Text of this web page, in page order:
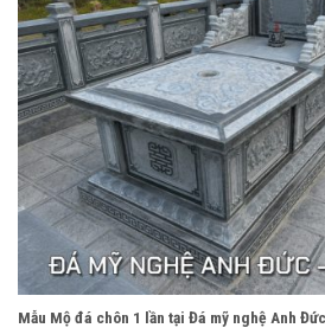
Mẫu Mộ đá chôn 1 lần tại Đá mỹ nghệ Anh